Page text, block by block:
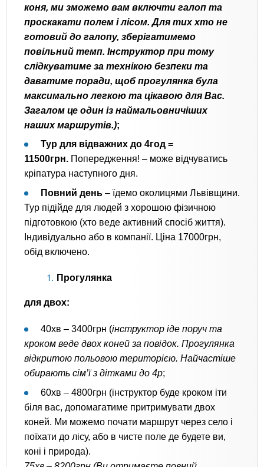
коня, ми зможемо вам включти галоп та
проскакати полем і лісом. Для тих хто не
готовий до галопу, зберігатимемо
повільний темп. Інструктор при тому
слідкуватиме за технікою безпеки та
даватиме поради, щоб прогулянка була
максимально легкою та цікавою для Вас.
Загалом це один із наймальовничіших
наших маршрутів.);
Тур для відважних до 4год =
11500грн. Попередження! – може відчуватись
кріпатура наступного дня.
Повний день – їдемо околицями Львівщини.
Тур підійде для людей з хорошою фізичною
підготовкою (хто веде активний спосіб життя).
Індивідуально або в компанії. Ціна 17000грн,
обід включено.
Прогулянка
для двох:
40хв – 3400грн (інструктор іде поруч та
кроком веде двох коней за повідок. Прогулянка
відкритою польовою територією. Найчастіше
обирають сім’ї з дітками до 4р;
60хв – 4800грн (інструктор буде кроком іти
біля вас, допомагатиме притримувати двох
коней. Ми можемо почати маршрут через село і
поїхати до лісу, або в чисте поле де будете ви,
коні і природа).